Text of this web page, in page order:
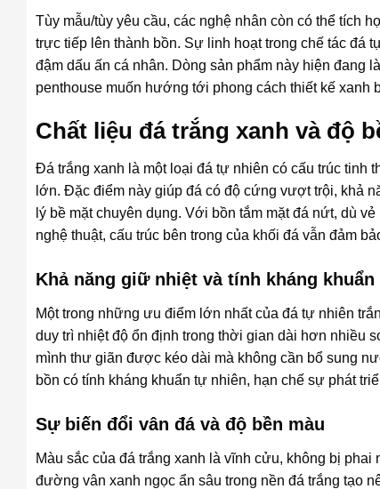
Tùy mẫu/tùy yêu cầu, các nghệ nhân còn có thể tích
trực tiếp lên thành bồn. Sự linh hoạt trong chế tác đá
đậm dấu ấn cá nhân. Dòng sản phẩm này hiện đang
penthouse muốn hướng tới phong cách thiết kế xanh
Chất liệu đá trắng xanh và độ
Đá trắng xanh là một loại đá tự nhiên có cấu trúc tinh
lớn. Đặc điểm này giúp đá có độ cứng vượt trội, khả
lý bề mặt chuyên dụng. Với bồn tắm mặt đá nứt, dù
nghệ thuật, cấu trúc bên trong của khối đá vẫn đảm
Khả năng giữ nhiệt và tính kháng khuẩn
Một trong những ưu điểm lớn nhất của đá tự nhiên
duy trì nhiệt độ ổn định trong thời gian dài hơn nhiều
mình thư giãn được kéo dài mà không cần bổ sung
bồn có tính kháng khuẩn tự nhiên, hạn chế sự phát
Sự biến đổi vân đá và độ bền màu
Màu sắc của đá trắng xanh là vĩnh cửu, không bị
đường vân xanh ngọc ẩn sâu trong nền đá trắng tạo